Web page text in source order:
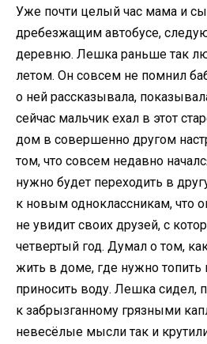
Уже почти целый час мама и
дребезжащим автобусе,
деревню. Лешка раньше так
летом. Он совсем не помнил
о ней рассказывала,
сейчас мальчик ехал в этот
дом в совершенно другом
том, что совсем недавно
нужно будет переходить в
к новым одноклассникам, что
не увидит своих друзей, с
четвертый год. Думал о том,
жить в доме, где нужно топить
приносить воду. Лешка сидел,
к забрызганному грязными
невесёлые мысли так и